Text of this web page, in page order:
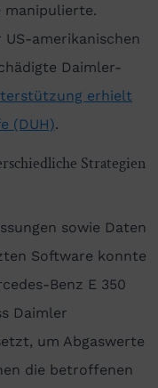
manipulierte.
amerikanischen
Daimler-
erhielt
(DUH).
Strategien
sowie Daten
Software konnte
Benz E 350
Daimler
um Abgaswerte
die betroffenen